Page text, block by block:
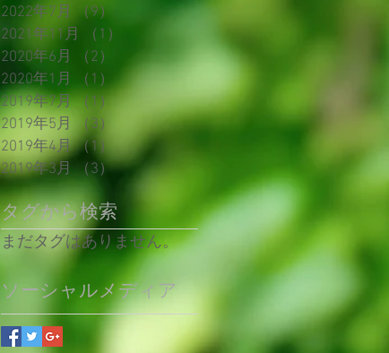
2022年7月
（9）
9件の記事
2021年11月
（1）
2020年6月
（2）
2件の記事
2020年1月
（1） 1件の記事
2019年7月 （1）1件の記事
2019年5月
（3）
3件の記事
2019年4月 （1） 1件の記事
2019年3月 （3）3件の記事
タグから検索
まだタグはありません。
ソーシャルメディア